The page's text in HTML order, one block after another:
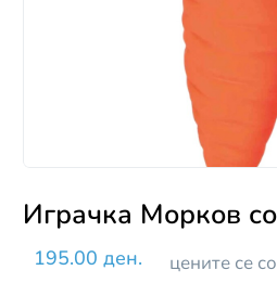
Играчка Морков
195.00 ден. цените се